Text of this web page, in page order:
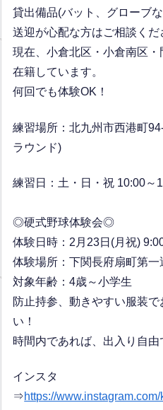
貸出備品(バット、グローブな
送迎が心配な方はご相談くだ
現在、小倉北区・小倉南区
在籍しています。
何回でも体験OK！
練習場所：北九州市西港町
ラウンド)
練習日：土・日・祝 10:00～
◎硬式野球体験会◎
体験日時：2月23日(月祝)
体験場所：下関長府扇町第一
対象年齢：4歳～小学生
防止持参、動きやすい服装
い！
時間内であれば、出入り自由
インスタ
⇒https://